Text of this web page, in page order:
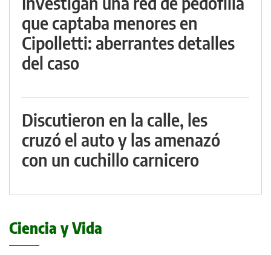
que captaba menores en
Cipolletti: aberrantes detalles
del caso
Discutieron en la calle, les
cruzó el auto y las amenazó
con un cuchillo carnicero
Ciencia y Vida